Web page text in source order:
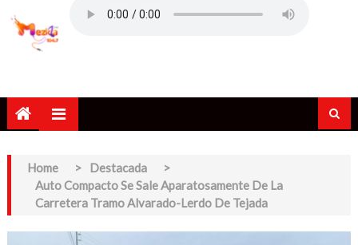
Home > Destacada
>
Auto Compacto Se Sale Aparatosamente De La
Carretera Tramo Alvarado-Lerdo De Tejada